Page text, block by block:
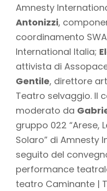
Amnesty
Antonizzi,
coordinamento
International Italia;
attivista di
Gentile, direttore
Teatro selvaggio. Il
moderato da
gruppo 022 “Arese,
Solaro” di Amnesty
seguito del
performance
teatro Caminante |